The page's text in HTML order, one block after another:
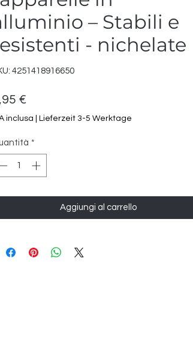
– Stabili e
- nichelate
4251418916650
€
inclusa Lieferzeit 3-5 Werktage
*
Aggiungi al carrello